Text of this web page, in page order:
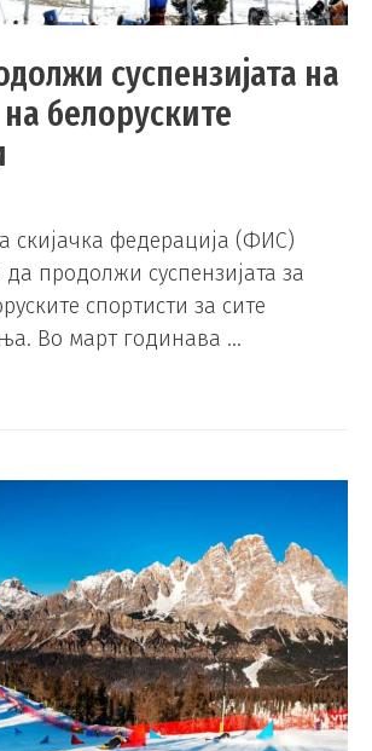
суспензијата на
белоруските
скијачка федерација (ФИС)
продолжи суспензијата за
спортисти за сите
Во март годинава …